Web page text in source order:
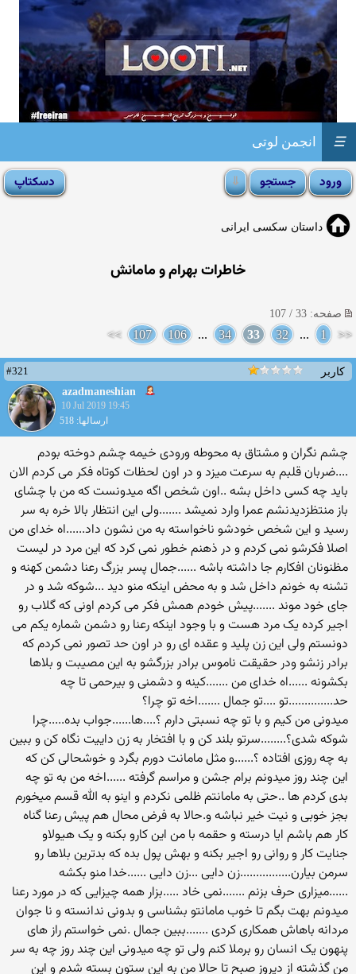
انجمن لوتی ☰
داستان سکسی ایرانی
خاطرات بهرام و مامانش
صفحه: 33 / 107
<<
1
...
32
33
34
...
106
107
>>
کاربر
#321
azadmaneshian
10 Jul 2019 19:45
ارسالها: 518
چشم نگران و مشتاق به محوطه ورودی خیمه چشم دوخته بودم
....ضربان قلبم به سرعت میزد و در اون لحظات کوتاه فکر می کردم الان
باید چه کسی داخل بشه ..اون شخص اگه میدونست که من با چشای
باز منتظزدیدنشم عمرا وارد نمیشد .......ولی این انتظار بالا خره به سر
رسید و این شخص خودشو ناخواسته به من نشون داد......اه خدای من
اصلا فکرشو نمی کردم و در ذهنم خطور نمی کرد که این مرد در لیست
مظنونان افکارم جا داشته باشه ......جمال پسر بزرگ رعنا دشمن کهنه و
تشنه به خونم داخل شد و به محض اینکه منو دید ...شوکه شد و در
جای خود موند .......پیش خودم همش فکر می کردم اونی که گلاب رو
اجیر کرده یک مرد هست و با وجود اینکه رعنا رو دشمن شماره یکم می
دونستم ولی این زن پلید و عقده ای رو در اون حد تصور نمی کردم که
برادر زنشو ودر حقیقت ناموس برادر بزرگشو به این مصیبت و بلاها
بکشونه ......اه خدای من .......کینه و دشمنی و بیرحمی تا چه
حد..............تو ....تو جمال .......اخه تو چرا؟
میدونی من کیم و با تو چه نسبتی دارم ؟....ها......جواب بده.....چرا
شوکه شدی؟........سرتو بلند کن و با افتخار به زن داییت نگاه کن و ببین
به چه روزی افتاده ؟......و مثل مامانت دورم بگرد و خوشحالی کن که
این چند روز میدونم برام جشن و مراسم گرفته ......اخه من به تو چه
بدی کردم ها ..حتی به مامانتم ظلمی نکردم و اینو به الله قسم میخورم
بجز خوبی و نیت خیر نباشه و.حالا به فرض محال هم پیش رعنا گناه
کار هم باشم ایا درسته و حقمه با من این کارو بکنه و یک هیولاو
جنایت کار و روانی رو اجیر بکنه و بهش پول بده که بدترین بلاها رو
سرمن بیارن................زن دایی ...زن دایی ......خدا منو بکشه
......میزاری حرف بزنم .......نمی خاد .....بزار همه چیزایی که در مورد رعنا
میدونم بهت بگم تا خوب مامانتو بشناسی و بدونی ندانسته و نا جوان
مردانه باهاش همکاری کردی .......ببین جمال .نمی خواستم راز های
پنهون یک انسان رو برملا کنم ولی تو چه میدونی این چند روز چه به سر
من گذشته از دیروز صبح تا حالا من به این ستون بسته شدم و این